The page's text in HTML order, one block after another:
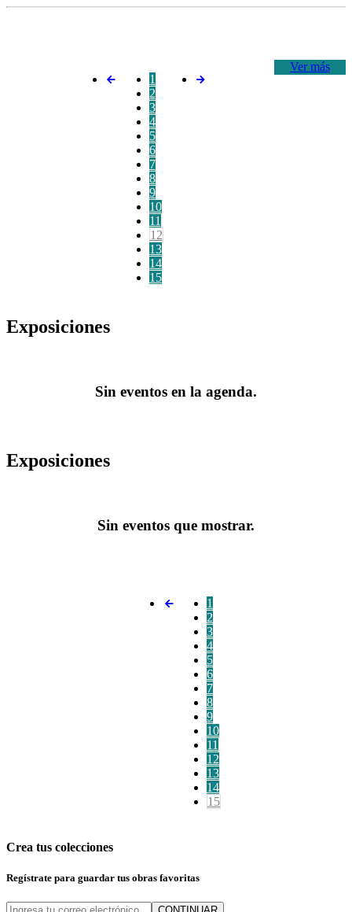
Ver más
1
2
3
4
5
6
7
8
9
10
11
12
13
14
15
Exposiciones
Sin eventos en la agenda.
Exposiciones
Sin eventos que mostrar.
1
2
3
4
5
6
7
8
9
10
11
12
13
14
15
Crea tus colecciones
Regístrate para guardar tus obras favoritas